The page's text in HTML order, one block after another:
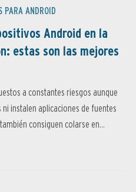
PARA ANDROID
Android en la
estas son las mejores
a constantes riesgos aunque
instalen aplicaciones de fuentes
consiguen colarse en...